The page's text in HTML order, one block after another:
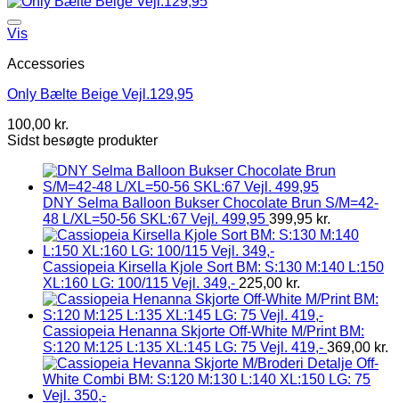
Vis
Accessories
Only Bælte Beige Vejl.129,95
100,00 kr.
Sidst besøgte produkter
DNY Selma Balloon Bukser Chocolate Brun S/M=42-
48 L/XL=50-56 SKL:67 Vejl. 499,95 399,95 kr.
Cassiopeia Kirsella Kjole Sort BM: S:130 M:140 L:150
XL:160 LG: 100/115 Vejl. 349,- 225,00 kr.
Cassiopeia Henanna Skjorte Off-White M/Print BM:
S:120 M:125 L:135 XL:145 LG: 75 Vejl. 419,- 369,00 kr.